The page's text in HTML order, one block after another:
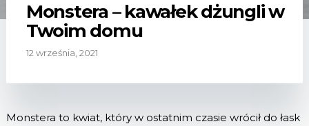
Monstera – kawałek dżungli w
Twoim domu
12 września, 2021
Monstera to kwiat, który w ostatnim czasie wrócił do łask